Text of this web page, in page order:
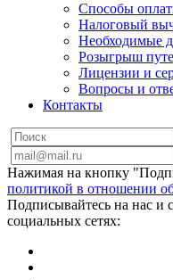
Способы
Налоговый
Необходимые
Розыгрыш
Лицензии и
Вопросы и
Контакты
Нажимая на кнопку
политикой в отношении
Подписывайтесь на нас и
социальных сетях: